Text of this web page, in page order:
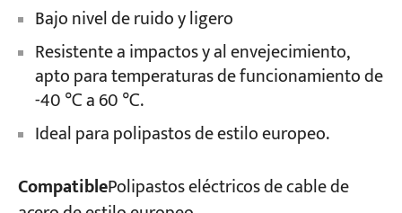
Bajo nivel de ruido y ligero
Resistente a impactos y al envejecimiento,
apto para temperaturas de funcionamiento de
-40 ℃ a 60 ℃.
Ideal para polipastos de estilo europeo.
CompatiblePolipastos eléctricos de cable de